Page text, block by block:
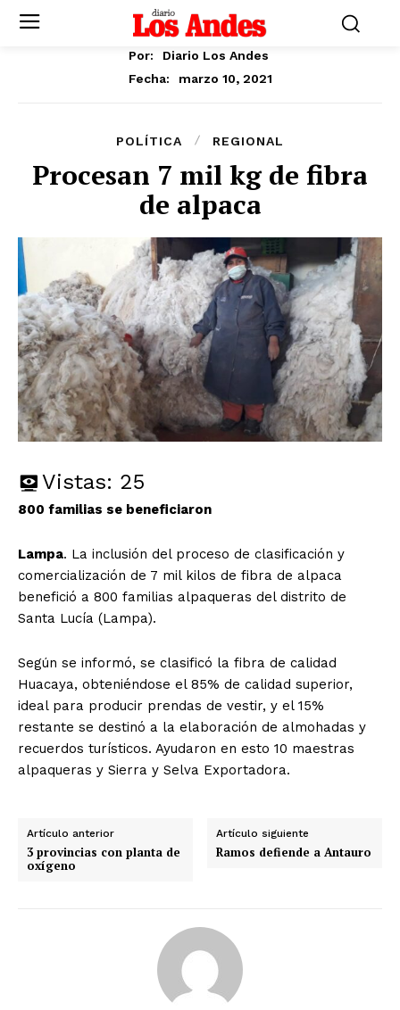
Por:
Diario Los Andes
Fecha:
marzo 10, 2021
POLÍTICA REGIONAL
Procesan 7 mil kg de fibra
de alpaca
Vistas: 25
800 familias se beneficiaron
Lampa. La inclusión del proceso de clasificación y
comercialización de 7 mil kilos de fibra de alpaca
benefició a 800 familias alpaqueras del distrito de
Santa Lucía (Lampa).
Según se informó, se clasificó la fibra de calidad
Huacaya, obteniéndose el 85% de calidad superior,
ideal para producir prendas de vestir, y el 15%
restante se destinó a la elaboración de almohadas y
recuerdos turísticos. Ayudaron en esto 10 maestras
alpaqueras y Sierra y Selva Exportadora.
Artículo anterior
3 provincias con planta de
oxígeno
Artículo siguiente
Ramos defiende a Antauro